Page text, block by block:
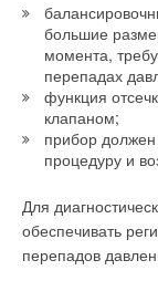
большие
момента,
перепадах
функция
клапаном;
прибор
процедуру и
Для
обеспечивать
перепадов
ЖУРНАЛ СОК
→
«Теплая
решения.
ЖУРНАЛ СОК
Комментарии